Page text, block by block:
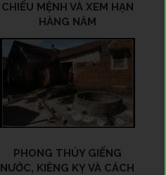
CHIẾU MỆNH VÀ XEM HẠN
HÀNG NĂM
PHONG THỦY GIẾNG
NƯỚC, KIÊNG KỴ VÀ CÁCH